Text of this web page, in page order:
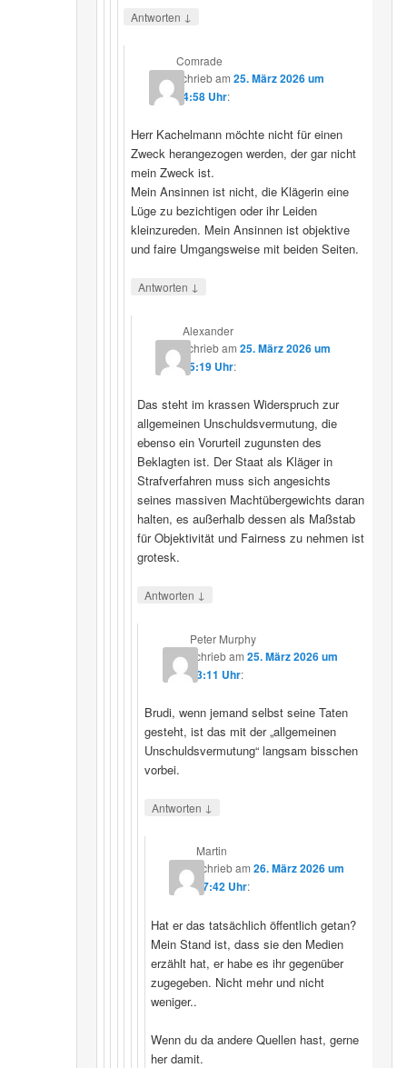
Antworten ↓
Comrade
schriebam 25. März 2026 um
14:58 Uhr:
Herr Kachelmann möchte nicht für einen
Zweck herangezogen werden, der gar nicht
mein Zweck ist.
Mein Ansinnen ist nicht, die Klägerin eine
Lüge zu bezichtigen oder ihr Leiden
kleinzureden. Mein Ansinnen ist objektive
und faire Umgangsweise mit beiden Seiten.
Antworten ↓
Alexander
schriebam25. März 2026 um
15:19 Uhr:
Das steht im krassen Widerspruch zur
allgemeinen Unschuldsvermutung, die
ebenso ein Vorurteil zugunsten des
Beklagten ist. Der Staat als Kläger in
Strafverfahren muss sich angesichts
seines massiven Machtübergewichts daran
halten, es außerhalb dessen als Maßstab
für Objektivität und Fairness zu nehmen ist
grotesk.
Antworten ↓
Peter Murphy
schriebam 25. März 2026 um
23:11 Uhr:
Brudi, wenn jemand selbst seine Taten
gesteht, ist das mit der „allgemeinen
Unschuldsvermutung“ langsam bisschen
vorbei.
Antworten ↓
Martin
schriebam26. März 2026 um
07:42 Uhr:
Hat er das tatsächlich öffentlich getan?
Mein Stand ist, dass sie den Medien
erzählt hat, er habe es ihr gegenüber
zugegeben. Nicht mehr und nicht
weniger..
Wenn du da andere Quellen hast, gerne
her damit.